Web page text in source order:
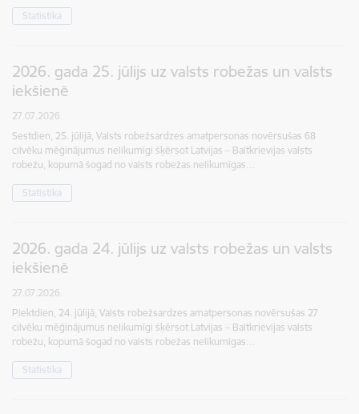
Statistika
2026. gada 25. jūlijs uz valsts robežas un valsts
iekšienē
27.07.2026.
Sestdien, 25. jūlijā, Valsts robežsardzes amatpersonas novērsušas 68
cilvēku mēģinājumus nelikumīgi šķērsot Latvijas – Baltkrievijas valsts
robežu, kopumā šogad no valsts robežas nelikumīgas…
Statistika
2026. gada 24. jūlijs uz valsts robežas un valsts
iekšienē
27.07.2026.
Piektdien, 24. jūlijā, Valsts robežsardzes amatpersonas novērsušas 27
cilvēku mēģinājumus nelikumīgi šķērsot Latvijas – Baltkrievijas valsts
robežu, kopumā šogad no valsts robežas nelikumīgas…
Statistika